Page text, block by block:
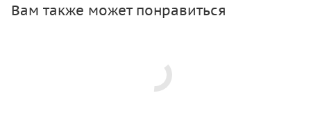
Вам также может понравиться